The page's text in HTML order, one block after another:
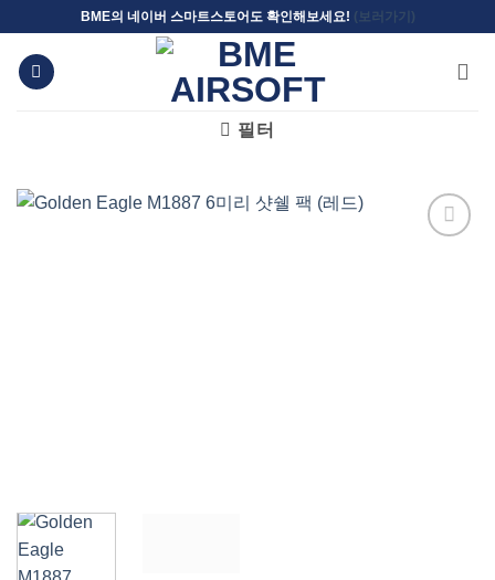
content
BME의 네이버 스마트스토어도 확인해보세요! (보러가기)
필터